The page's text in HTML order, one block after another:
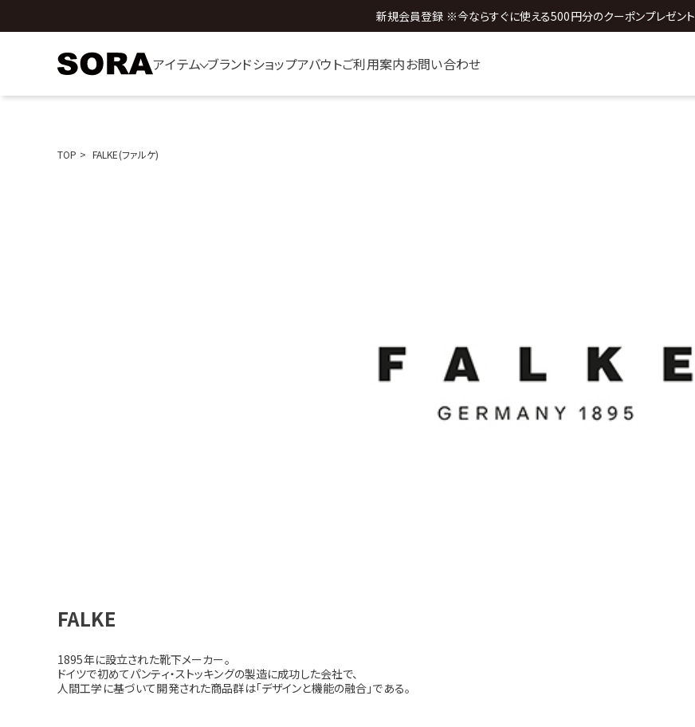
全国送料0円 ※3,980円以上のご購入時
新規会員登録 ※今ならすぐに使える500円分のクーポンプレゼント
アイテム ブランドショップアバウトご利用案内お問い合わせ
TOP FALKE(ファルケ)
FALKE
1895年に設立された靴下メーカー。
ドイツで初めてパンティ・ストッキングの製造に成功した会社で、
人間工学に基づいて開発された商品群は「デザインと機能の融合」である。